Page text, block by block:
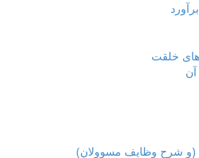
خلقت
(و شرح وظایف مسوولان)